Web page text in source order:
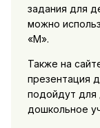
задания для
можно
«М».
Также на
презентация
подойдут для
дошкольное